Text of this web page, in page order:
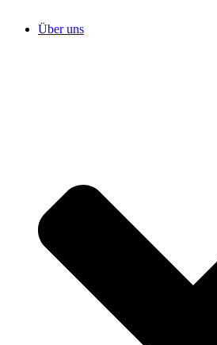
Über uns